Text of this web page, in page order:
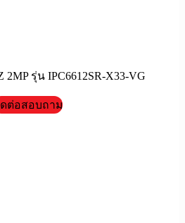
รุ่น IPC6612SR-X33-VG
ต่อสอบถาม